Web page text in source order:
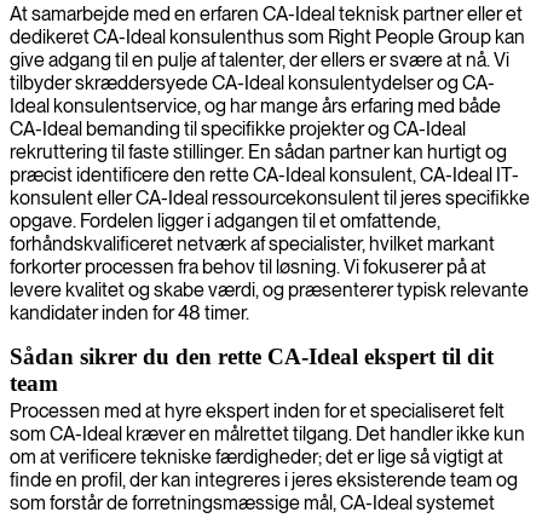
At samarbejde med en erfaren CA-Ideal teknisk partner eller et
dedikeret CA-Ideal konsulenthus som Right People Group kan
give adgang til en pulje af talenter, der ellers er svære at nå. Vi
tilbyder skræddersyede CA-Ideal konsulentydelser og CA-
Ideal konsulentservice, og har mange års erfaring med både
CA-Ideal bemanding til specifikke projekter og CA-Ideal
rekruttering til faste stillinger. En sådan partner kan hurtigt og
præcist identificere den rette CA-Ideal konsulent, CA-Ideal IT-
konsulent eller CA-Ideal ressourcekonsulent til jeres specifikke
opgave. Fordelen ligger i adgangen til et omfattende,
forhåndskvalificeret netværk af specialister, hvilket markant
forkorter processen fra behov til løsning. Vi fokuserer på at
levere kvalitet og skabe værdi, og præsenterer typisk relevante
kandidater inden for 48 timer.
Sådan sikrer du den rette CA-Ideal ekspert til dit
team
Processen med at hyre ekspert inden for et specialiseret felt
som CA-Ideal kræver en målrettet tilgang. Det handler ikke kun
om at verificere tekniske færdigheder; det er lige så vigtigt at
finde en profil, der kan integreres i jeres eksisterende team og
som forstår de forretningsmæssige mål, CA-Ideal systemet